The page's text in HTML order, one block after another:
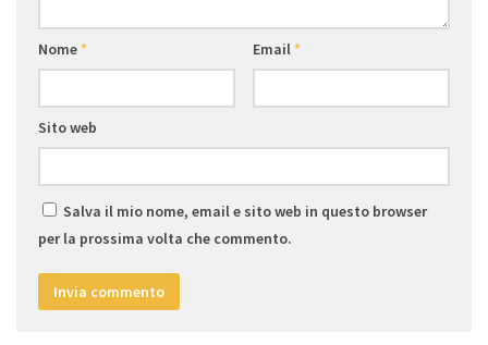
Nome* Email*
Sito web
Salva il mio nome, email e sito web in questo browser
per la prossima volta che commento.